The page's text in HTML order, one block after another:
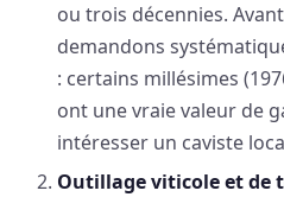
ou trois décennies.
demandons
: certains millésimes
ont une vraie valeur de
intéresser un caviste
Outillage viticole et de